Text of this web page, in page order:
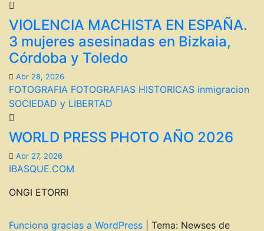
VIOLENCIA MACHISTA EN ESPAÑA.
3 mujeres asesinadas en Bizkaia,
Córdoba y Toledo
Abr 28, 2026
FOTOGRAFIA FOTOGRAFIAS HISTORICAS inmigracion
SOCIEDAD y LIBERTAD
WORLD PRESS PHOTO AÑO 2026
Abr 27, 2026
IBASQUE.COM
ONGI ETORRI
Funciona gracias a WordPress
Tema: Newses de